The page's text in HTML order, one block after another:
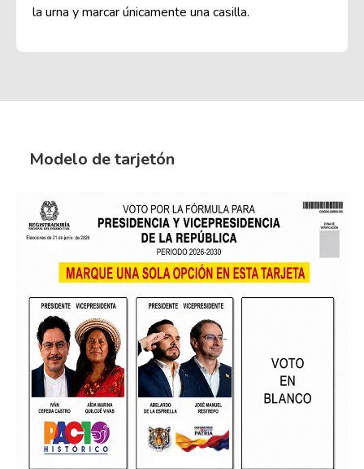
la urna y marcar únicamente una casilla.
Modelo de tarjetón